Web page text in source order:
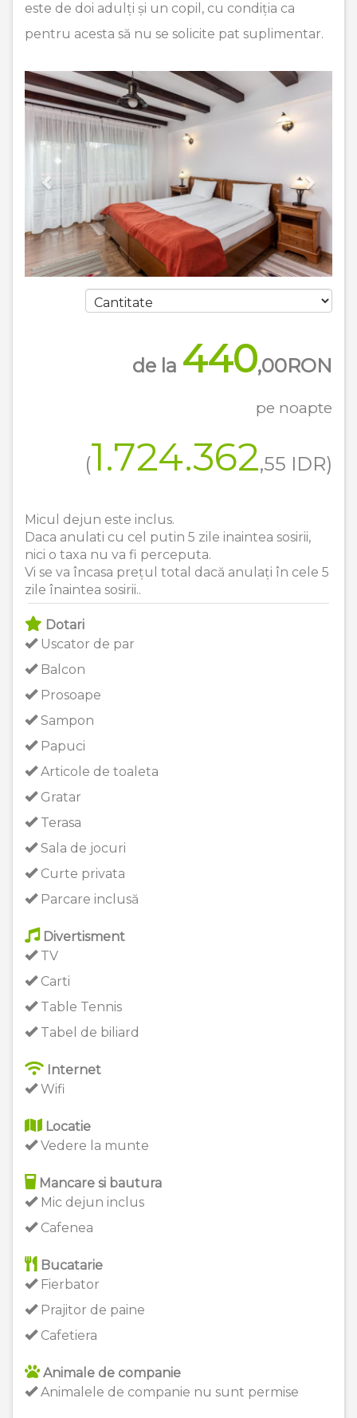
este de doi adulți și un copil, cu condiția ca
pentru acesta să nu se solicite pat suplimentar.
Previous
de la 440,00RON
pe noapte
(1.724.362,55 IDR)
Micul dejun este inclus.
Daca anulati cu cel putin 5 zile inaintea sosirii,
nici o taxa nu va fi perceputa.
Vi se va încasa prețul total dacă anulați în cele 5
zile înaintea sosirii..
Dotari
Uscator de par
Balcon
Prosoape
Sampon
Papuci
Articole de toaleta
Gratar
Terasa
Sala de jocuri
Curte privata
Parcare inclusă
Divertisment
TV
Carti
Table Tennis
Tabel de biliard
Internet
Wifi
Locatie
Vedere la munte
Mancare si bautura
Mic dejun inclus
Cafenea
Bucatarie
Fierbator
Prajitor de paine
Cafetiera
Animale de companie
Animalele de companie nu sunt permise